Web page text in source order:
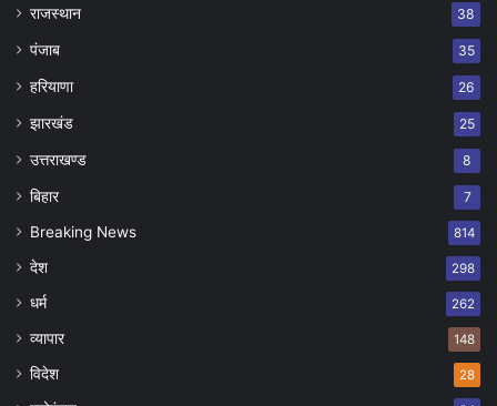
राजस्थान 38
पंजाब 35
हरियाणा 26
झारखंड 25
उत्तराखण्ड 8
बिहार 7
Breaking News 814
देश 298
धर्म 262
व्यापार 148
विदेश 28